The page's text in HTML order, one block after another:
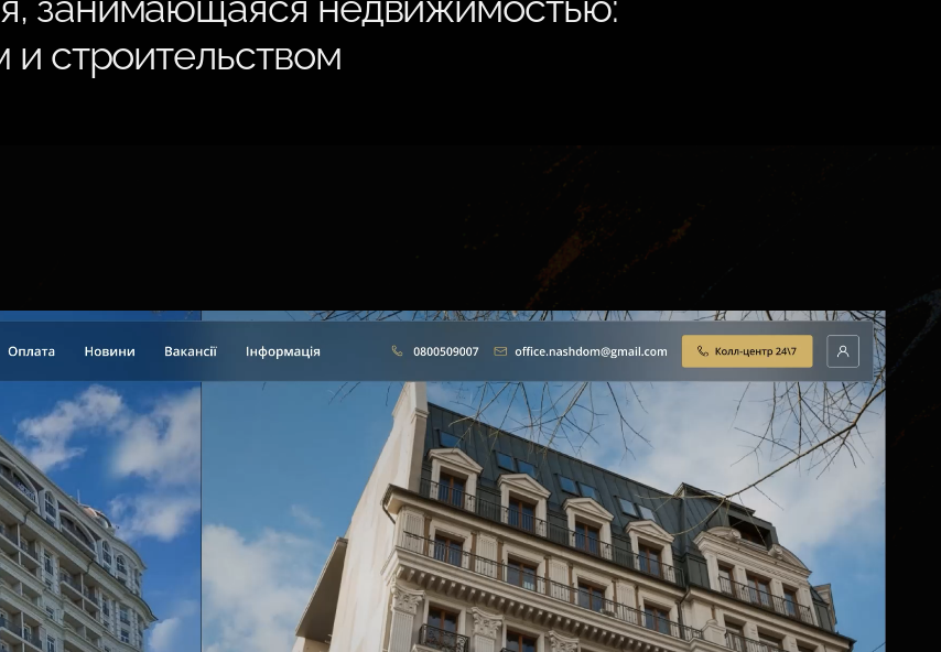
строительством